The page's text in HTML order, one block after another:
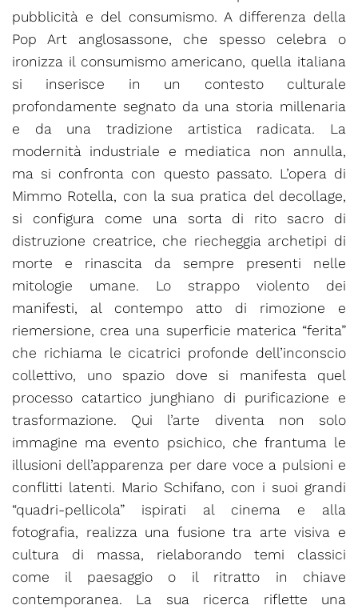
pubblicità e del consumismo. A differenza della
Pop Art anglosassone, che spesso celebra o
ironizza il consumismo americano, quella italiana
si inserisce in un contesto culturale
profondamente segnato da una storia millenaria
e da una tradizione artistica radicata. La
modernità industriale e mediatica non annulla,
ma si confronta con questo passato. L’opera di
Mimmo Rotella, con la sua pratica del decollage,
si configura come una sorta di rito sacro di
distruzione creatrice, che riecheggia archetipi di
morte e rinascita da sempre presenti nelle
mitologie umane. Lo strappo violento dei
manifesti, al contempo atto di rimozione e
riemersione, crea una superficie materica “ferita”
che richiama le cicatrici profonde dell’inconscio
collettivo, uno spazio dove si manifesta quel
processo catartico junghiano di purificazione e
trasformazione. Qui l’arte diventa non solo
immagine ma evento psichico, che frantuma le
illusioni dell’apparenza per dare voce a pulsioni e
conflitti latenti. Mario Schifano, con i suoi grandi
“quadri-pellicola” ispirati al cinema e alla
fotografia, realizza una fusione tra arte visiva e
cultura di massa, rielaborando temi classici
come il paesaggio o il ritratto in chiave
contemporanea. La sua ricerca riflette una